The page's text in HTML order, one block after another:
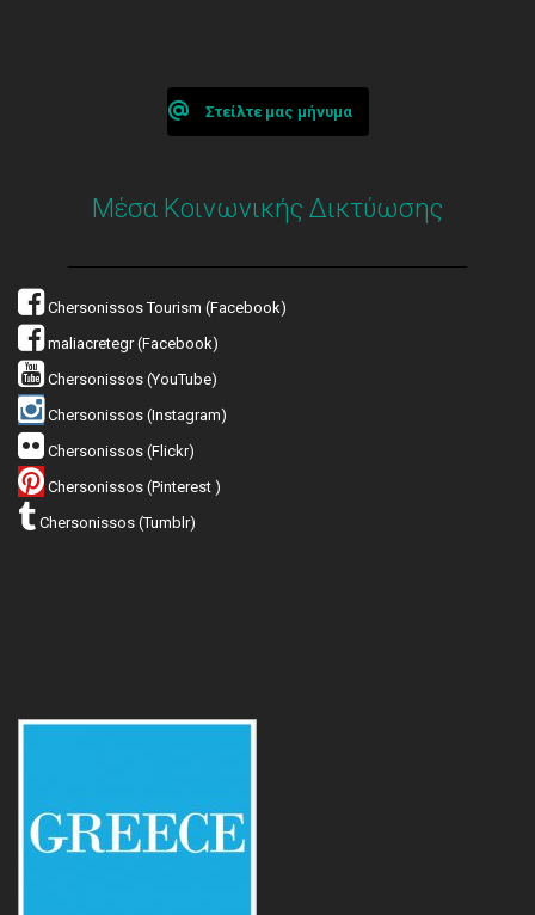
Στείλτε μας μήνυμα
Μέσα Κοινωνικής Δικτύωσης
Chersonissos Tourism (Facebook)
maliacretegr (Facebook)
Chersonissos (YouTube)
Chersonissos (Instagram)
Chersonissos (Flickr)
Chersonissos (Pinterest )
Chersonissos (Tumblr)